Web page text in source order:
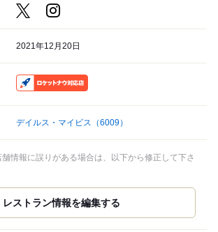
2021年12月20日
デイルス・マイビス （6009）
情報に誤りがある場合は、以下から修正して下さ